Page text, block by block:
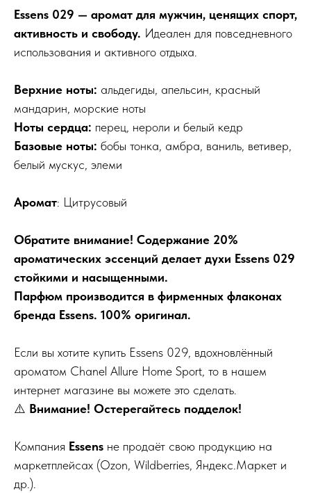
Essens 029 — аромат для мужчин, ценящих спорт,
активность и свободу. Идеален для повседневного
использования и активного отдыха.
Верхние ноты: альдегиды, апельсин, красный
мандарин, морские ноты
Ноты сердца: перец, нероли и белый кедр
Базовые ноты: бобы тонка, амбра, ваниль, ветивер,
белый мускус, элеми
Аромат: Цитрусовый
Обратите внимание! Содержание 20%
ароматических эссенций делает духи Essens 029
стойкими и насыщенными.
Парфюм производится в фирменных флаконах
бренда Essens. 100% оригинал.
Если вы хотите купить Essens 029, вдохновлённый
ароматом Chanel Allure Home Sport, то в нашем
интернет магазине вы можете это сделать.
⚠️ Внимание! Остерегайтесь подделок!
Компания Essens не продаёт свою продукцию на
маркетплейсах (Ozon, Wildberries, Яндекс.Маркет и
др.).